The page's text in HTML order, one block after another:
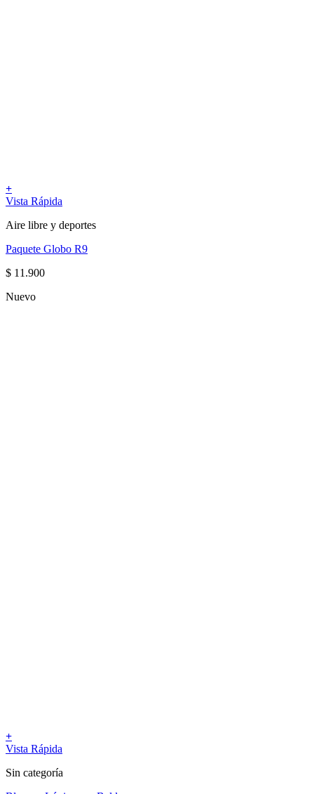
+
Vista Rápida
Aire libre y deportes
Paquete Globo R9
$ 11.900
Nuevo
+
Vista Rápida
Sin categoría